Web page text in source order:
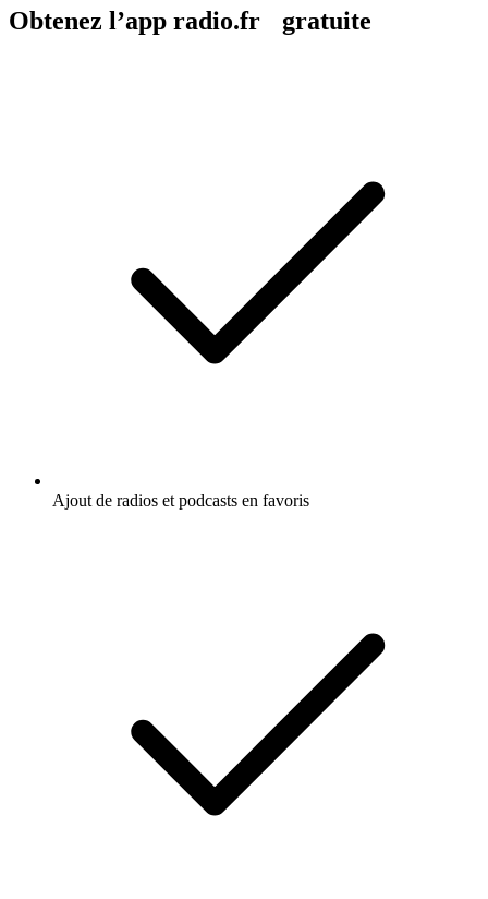
Obtenez l’app radio.fr gratuite
Ajout de radios et podcasts en favoris